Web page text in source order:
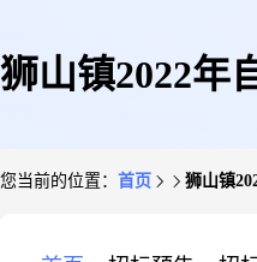
狮山镇2022年
您当前的位置： 首页 狮山镇